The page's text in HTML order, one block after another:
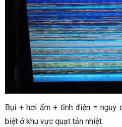
Bụi + hơi ẩm + tĩnh điện = nguy
biệt ở khu vực quạt tản nhiệt.